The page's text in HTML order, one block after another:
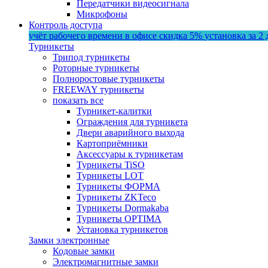
Передатчики видеосигнала
Микрофоны
Контроль доступа
учёт рабочего времени в офисе скидка 5% установка за 2
Турникеты
Трипод турникеты
Роторные турникеты
Полноростовые турникеты
FREEWAY турникеты
показать все
Турникет-калитки
Ограждения для турникета
Двери аварийного выхода
Картоприёмники
Аксессуары к турникетам
Турникеты TiSO
Турникеты LOT
Турникеты ФОРМА
Турникеты ZKTeco
Турникеты Dormakaba
Турникеты OPTIMA
Установка турникетов
Замки электронные
Кодовые замки
Электромагнитные замки